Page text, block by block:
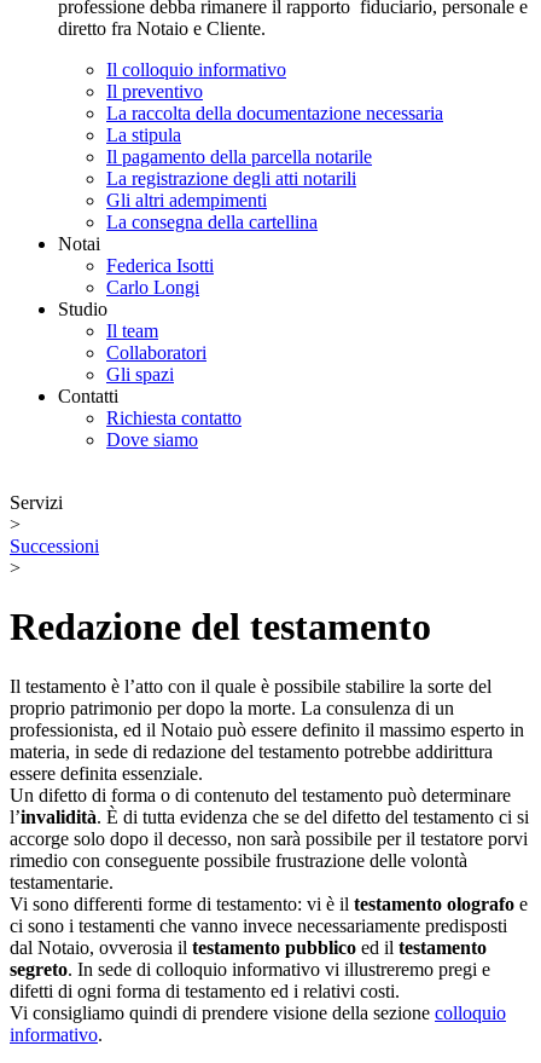
professione debba rimanere il rapporto fiduciario, personale e
diretto fra Notaio e Cliente.
Il colloquio informativo
Il preventivo
La raccolta della documentazione necessaria
La stipula
Il pagamento della parcella notarile
La registrazione degli atti notarili
Gli altri adempimenti
La consegna della cartellina
Notai
Federica Isotti
Carlo Longi
Studio
Il team
Collaboratori
Gli spazi
Contatti
Richiesta contatto
Dove siamo
Servizi
>
Successioni
>
Redazione del testamento
Il testamento è l’atto con il quale è possibile stabilire la sorte del
proprio patrimonio per dopo la morte. La consulenza di un
professionista, ed il Notaio può essere definito il massimo esperto in
materia, in sede di redazione del testamento potrebbe addirittura
essere definita essenziale.
Un difetto di forma o di contenuto del testamento può determinare
l’invalidità. È di tutta evidenza che se del difetto del testamento ci si
accorge solo dopo il decesso, non sarà possibile per il testatore porvi
rimedio con conseguente possibile frustrazione delle volontà
testamentarie.
Vi sono differenti forme di testamento: vi è il testamento olografo e
ci sono i testamenti che vanno invece necessariamente predisposti
dal Notaio, ovverosia il testamento pubblico ed il testamento
segreto. In sede di colloquio informativo vi illustreremo pregi e
difetti di ogni forma di testamento ed i relativi costi.
Vi consigliamo quindi di prendere visione della sezione colloquio
informativo.